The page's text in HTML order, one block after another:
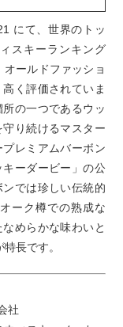
にて、世界のトッ
スキーランキング
ールドファッショ
く評価されていま
の一つであるウッ
り続けるマスター
レミアムバーボン
ーダービー」の公
では珍しい伝統的
ーク樽での熟成な
めらかな味わいと
長です。
社